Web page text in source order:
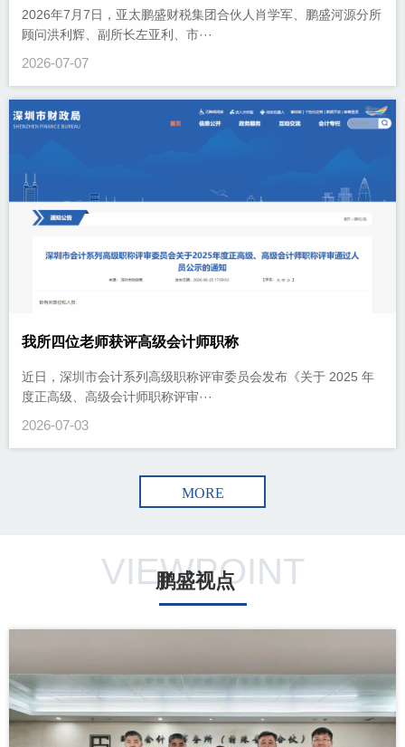
2026年7月7日，亚太鹏盛财税集团合伙人肖学军、鹏盛河源分所
顾问洪利辉、副所长左亚利、市···
2026-07-07
我所四位老师获评高级会计师职称
近日，深圳市会计系列高级职称评审委员会发布《关于 2025 年
度正高级、高级会计师职称评审···
2026-07-03
MORE
VIEWPOINT
鹏盛视点